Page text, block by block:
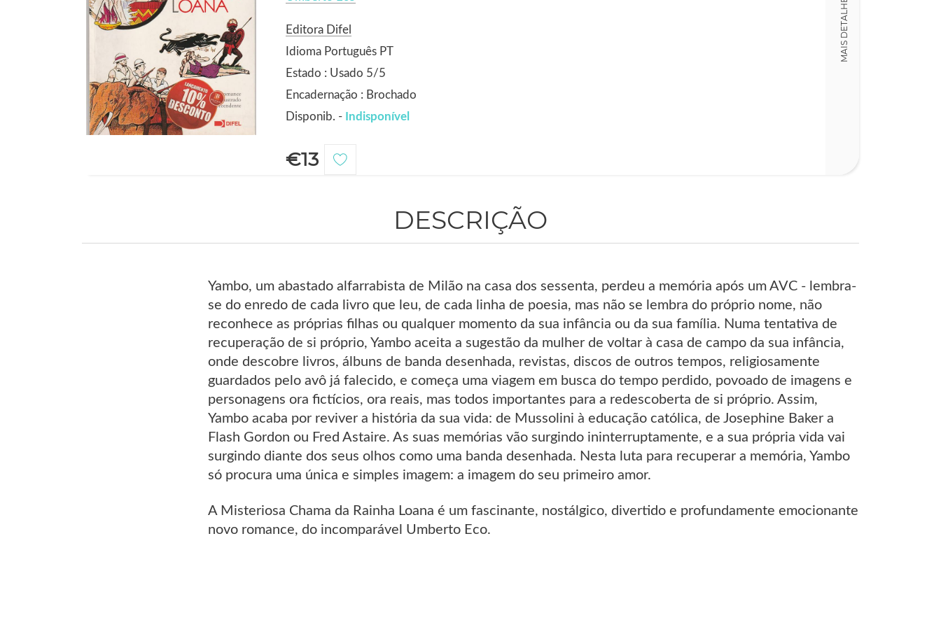
Editora Difel
Idioma Português PT
Estado : Usado 5/5
Encadernação : Brochado
Disponib. - Indisponível
€13
MAIS DETALHES
DESCRIÇÃO
Yambo, um abastado alfarrabista de Milão na casa dos sessenta, perdeu a memória após um AVC - lembra-
se do enredo de cada livro que leu, de cada linha de poesia, mas não se lembra do próprio nome, não
reconhece as próprias filhas ou qualquer momento da sua infância ou da sua família. Numa tentativa de
recuperação de si próprio, Yambo aceita a sugestão da mulher de voltar à casa de campo da sua infância,
onde descobre livros, álbuns de banda desenhada, revistas, discos de outros tempos, religiosamente
guardados pelo avô já falecido, e começa uma viagem em busca do tempo perdido, povoado de imagens e
personagens ora fictícios, ora reais, mas todos importantes para a redescoberta de si próprio. Assim,
Yambo acaba por reviver a história da sua vida: de Mussolini à educação católica, de Josephine Baker a
Flash Gordon ou Fred Astaire. As suas memórias vão surgindo ininterruptamente, e a sua própria vida vai
surgindo diante dos seus olhos como uma banda desenhada. Nesta luta para recuperar a memória, Yambo
só procura uma única e simples imagem: a imagem do seu primeiro amor.
A Misteriosa Chama da Rainha Loana é um fascinante, nostálgico, divertido e profundamente emocionante
novo romance, do incomparável Umberto Eco.